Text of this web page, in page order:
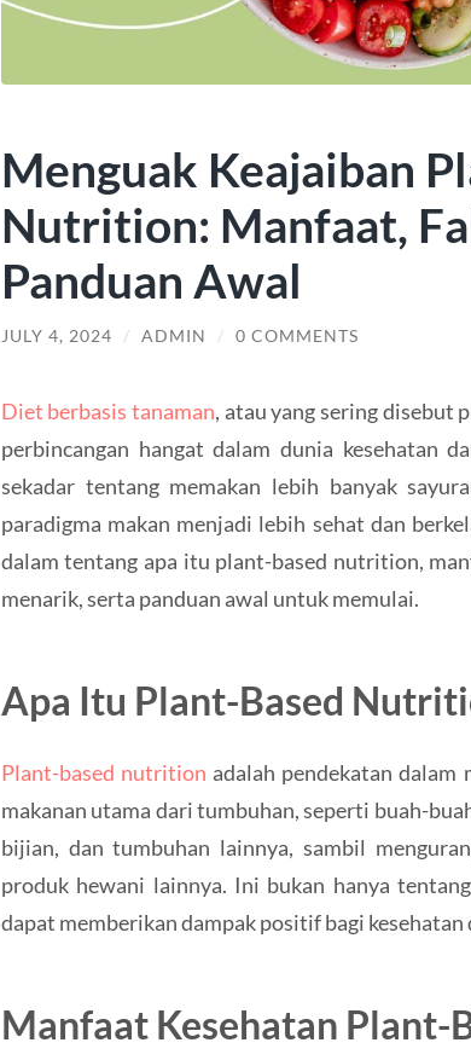
Menguak Keajaiban
Nutrition: Manfaat,
Panduan Awal
JULY 4, 2024 / ADMIN / 0 COMMENTS
Diet berbasis tanaman, atau yang sering disebut
perbincangan hangat dalam dunia kesehatan
sekadar tentang memakan lebih banyak
paradigma makan menjadi lebih sehat dan
dalam tentang apa itu plant-based nutrition,
menarik, serta panduan awal untuk memulai.
Apa Itu Plant-Based
Plant-based nutrition adalah pendekatan dalam
makanan utama dari tumbuhan, seperti buah-
bijian, dan tumbuhan lainnya, sambil
produk hewani lainnya. Ini bukan hanya
dapat memberikan dampak positif bagi kesehatan
Manfaat Kesehatan Plant-